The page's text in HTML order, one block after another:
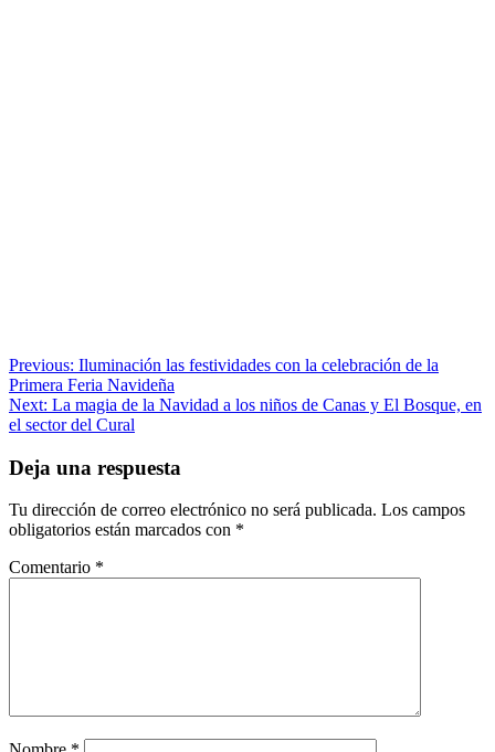
Navegación
de
entradas
Previous: Iluminación las festividades con la celebración de la
Primera Feria Navideña
Next: La magia de la Navidad a los niños de Canas y El Bosque, en
el sector del Cural
Deja una respuesta
Tu dirección de correo electrónico no será publicada. Los campos
obligatorios están marcados con *
Comentario *